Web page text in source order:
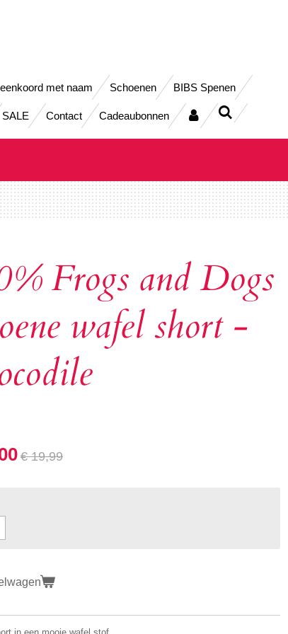
met naam Schoenen BIBS Spenen
SALE Contact Cadeaubonnen
Frogs and Dogs
wafel short -
€ 19,99